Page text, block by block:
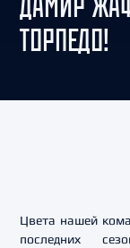
ТОРПЕДО!
Цвета нашей
последних